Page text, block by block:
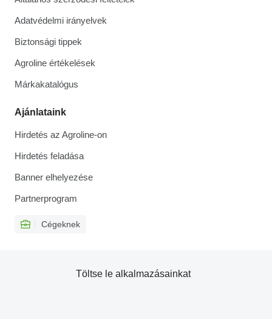
Adatvédelmi irányelvek
Biztonsági tippek
Agroline értékelések
Márkakatalógus
Ajánlataink
Hirdetés az Agroline-on
Hirdetés feladása
Banner elhelyezése
Partnerprogram
Cégeknek
Töltse le alkalmazásainkat